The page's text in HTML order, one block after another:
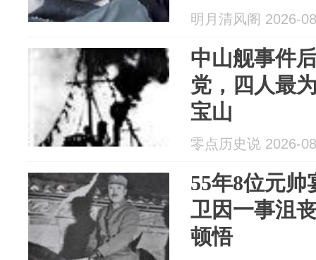
明月清风阁 2026-
中山舰事件
党，四人最
宝山
零点历史说 2026-
55年8位元
卫因一事沮
顿悟